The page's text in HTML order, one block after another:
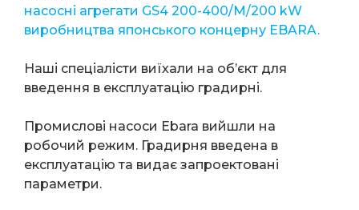
насосні агрегати GS4 200-400/M/200 kW
виробництва японського концерну EBARA.
Наші спеціалісти виїхали на об’єкт для
введення в експлуатацію градирні.
Промислові насоси Ebara вийшли на
робочий режим. Градирня введена в
експлуатацію та видає запроектовані
параметри.